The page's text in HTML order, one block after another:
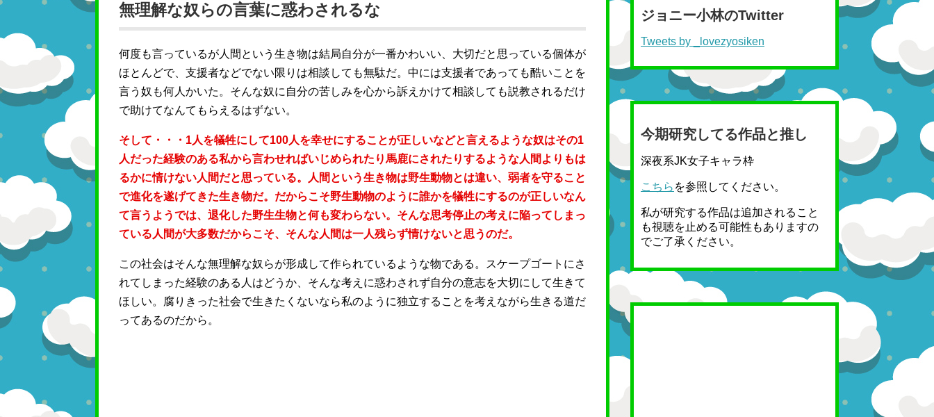
無理解な奴らの言葉に惑わされるな
何度も言っているが人間という生き物は結局自分が一番かわいい、大切だと思っている個体が
ほとんどで、支援者などでない限りは相談しても無駄だ。中には支援者であっても酷いことを
言う奴も何人かいた。そんな奴に自分の苦しみを心から訴えかけて相談しても説教されるだけ
で助けてなんてもらえるはずない。
そして・・・1人を犠牲にして100人を幸せにすることが正しいなどと言えるような奴はその1
人だった経験のある私から言わせればいじめられたり馬鹿にされたりするような人間よりもは
るかに情けない人間だと思っている。人間という生き物は野生動物とは違い、弱者を守ること
で進化を遂げてきた生き物だ。だからこそ野生動物のように誰かを犠牲にするのが正しいなん
て言うようでは、退化した野生生物と何も変わらない。そんな思考停止の考えに陥ってしまっ
ている人間が大多数だからこそ、そんな人間は一人残らず情けないと思うのだ。
この社会はそんな無理解な奴らが形成して作られているような物である。スケープゴートにさ
れてしまった経験のある人はどうか、そんな考えに惑わされず自分の意志を大切にして生きて
ほしい。腐りきった社会で生きたくないなら私のように独立することを考えながら生きる道だ
ってあるのだから。
ジョニー小林のTwitter
Tweets by _lovezyosiken
今期研究してる作品と推し
深夜系JK女子キャラ枠
こちら を参照してください。
私が研究する作品は追加されること
も視聴を止める可能性もありますの
でご了承ください。